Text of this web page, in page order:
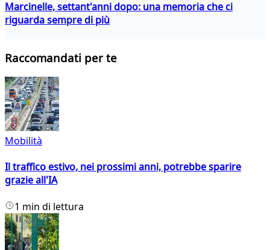
Marcinelle, settant'anni dopo: una memoria che ci
riguarda sempre di più
Raccomandati per te
Mobilità
Il traffico estivo, nei prossimi anni, potrebbe sparire
grazie all'IA
1 min di lettura